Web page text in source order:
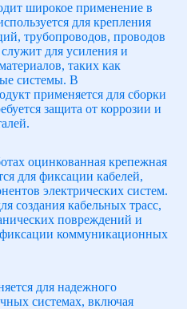
широкое применение в
для крепления
трубопроводов, проводов
для усиления и
таких как
системы. В
применяется для сборки
защита от коррозии и
оцинкованная крепежная
для фиксации кабелей,
электрических систем.
создания кабельных трасс,
повреждений и
фиксации коммуникационных
для надежного
системах, включая